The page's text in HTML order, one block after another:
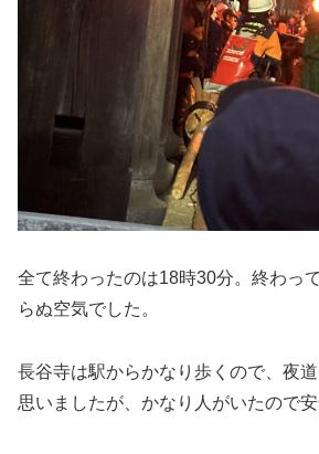
全て終わったのは18時30分。終わっ
らぬ空気でした。
長谷寺は駅からかなり歩くので、夜
思いましたが、かなり人がいたので安